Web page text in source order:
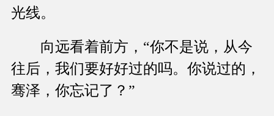
光线。
向远看着前方，“你不是说，从今
往后，我们要好好过的吗。你说过的，
骞泽，你忘记了？”